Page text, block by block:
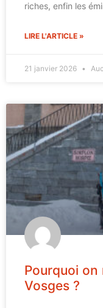
riches, enfin les
LIRE L'ARTICLE »
21 janvier 2026
Pourquoi on
Vosges ?